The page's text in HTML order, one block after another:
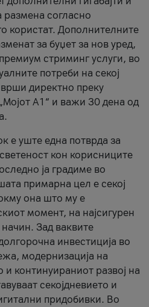
согласно
користат. Дополнителните
за буџет за нов уред,
стриминг услуги, во
потреби на секој
директно преку
А1“ и важи 30 дена од
е уште една потврда за
кон корисниците
ја градиме во
примарна цел е секој
она што му е
момент, на најсигурен
Зад ваквите
инвестиција во
модернизација на
и континуираниот развој на
секојдневието и
придобивки. Во